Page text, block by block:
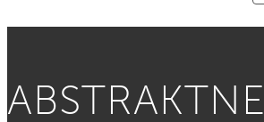
ABSTRAKTNE